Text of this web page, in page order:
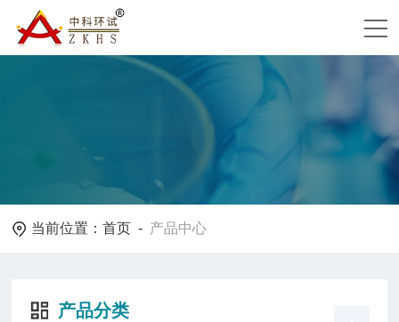
当前位置：首页 - 产品中心
产品分类